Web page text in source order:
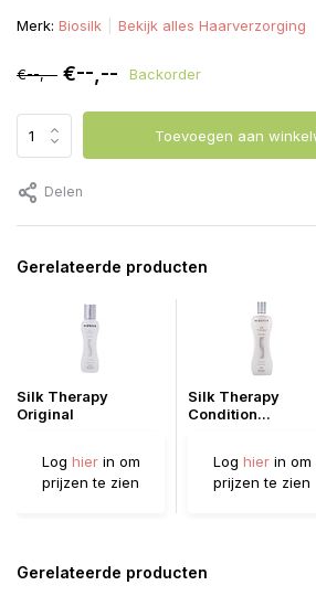
Merk: Biosilk Bekijk alles Haarverzorging
€--,-- €--,-- Backorder
Toevoegen aan
Delen
Gerelateerde producten
Silk Therapy
Original
Log hierin om
prijzen te zien
Silk Therapy
Condition...
Log hierin om
prijzen te zien
Gerelateerde producten